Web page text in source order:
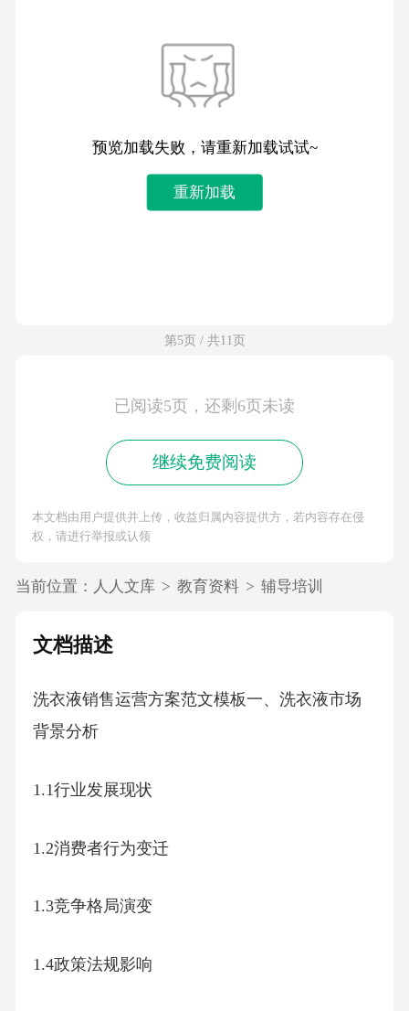
预览加载失败，请重新加载试试~
重新加载
第5页 / 共11页
已阅读5页，还剩6页未读
继续免费阅读
本文档由用户提供并上传，收益归属内容提供方，若内容存在侵
权，请进行举报或认领
当前位置： 人人文库 > 教育资料 > 辅导培训
文档描述
洗衣液销售运营方案范文模板一、洗衣液市场
背景分析
1.1行业发展现状
1.2消费者行为变迁
1.3竞争格局演变
1.4政策法规影响